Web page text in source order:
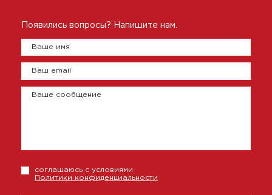
Появились вопросы? Напишите нам.
Ваше имя
Ваш email
Ваше сообщение
соглашаюсь с условиями
Политики конфиденциальности